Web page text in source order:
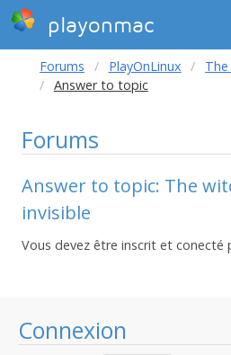
playonmac
Connexion
Forums PlayOnLinux
Answer to topic
Forums
Answer to topic: The
invisible
Vous devez être inscrit et conecté